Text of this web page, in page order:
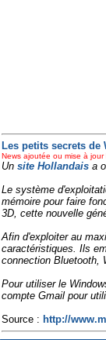
Les petits secrets de
News ajoutée ou mise à
Un site Hollandaisa
Le système
mémoire pour faire
3D, cette nouvelle
Afin d'exploiter au
caractéristiques. Ils
connection Bluetooth,
Pour utiliser le
compte Gmail pour
Source : http://